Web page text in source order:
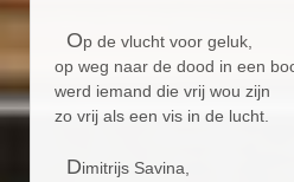
Op de vlucht voor geluk,
op weg naar de dood in een
werd iemand die vrij wou zijn
zo vrij als een vis in de lucht.
Dimitrijs Savina,